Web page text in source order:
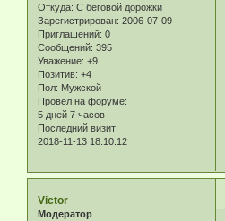
Откуда: С беговой дорожки
Зарегистрирован: 2006-07-09
Приглашений: 0
Сообщений: 395
Уважение: +9
Позитив: +4
Пол: Мужской
Провел на форуме:
5 дней 7 часов
Последний визит:
2018-11-13 18:10:12
Victor
Модератор